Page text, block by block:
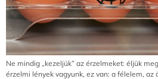
Ne mindig „kezeljük” az érzelmeket: éljük
érzelmi lények vagyunk, ez van: a félelem, az